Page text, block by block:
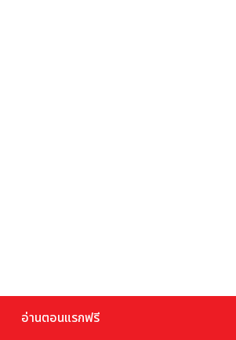
อ่านตอนแรกฟรี